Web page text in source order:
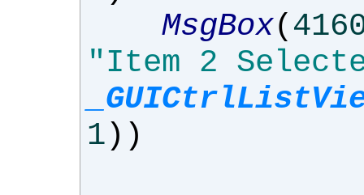
MsgBox(
"Item 2
1))